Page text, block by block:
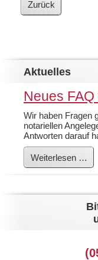
Zurück
Aktuelles
Neues
Wir haben Fragen
notariellen
Antworten darauf
Weiterlesen …